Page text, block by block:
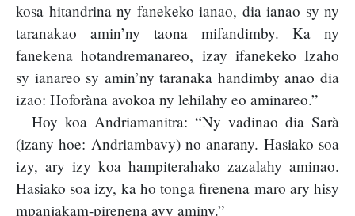
kosa hitandrina ny fanekeko ianao, dia ianao sy ny
taranakao amin’ny taona mifandimby. Ka ny
fanekena hotandremanareo, izay ifanekeko Izaho
sy ianareo sy amin’ny taranaka handimby anao dia
izao: Hoforàna avokoa ny lehilahy eo aminareo.”
Hoy koa Andriamanitra: “Ny vadinao dia Sarà
(izany hoe: Andriambavy) no anarany. Hasiako soa
izy, ary izy koa hampiterahako zazalahy aminao.
Hasiako soa izy, ka ho tonga firenena maro ary hisy
mpanjakam-pirenena avy aminy.”